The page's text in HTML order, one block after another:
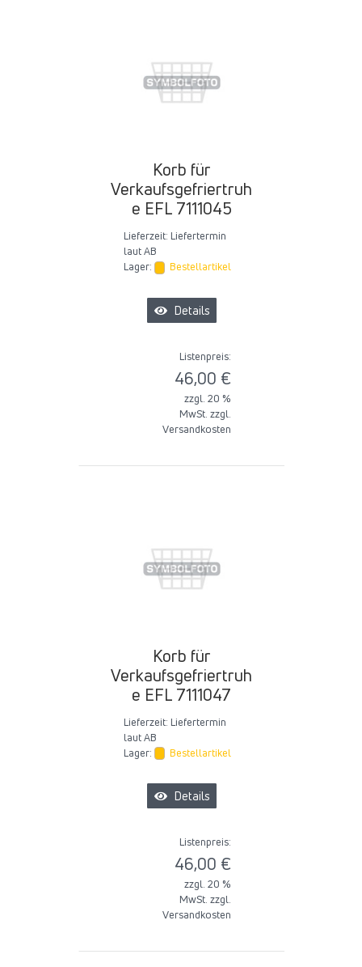
Korb für
Verkaufsgefriertruh
e EFL 7111045
Lieferzeit: Liefertermin
laut AB
Lager:
Bestellartikel
Details
Listenpreis:
46,00 €
zzgl. 20 %
MwSt. zzgl.
Versandkosten
Korb für
Verkaufsgefriertruh
e EFL 7111047
Lieferzeit: Liefertermin
laut AB
Lager:
Bestellartikel
Details
Listenpreis:
46,00 €
zzgl. 20 %
MwSt. zzgl.
Versandkosten